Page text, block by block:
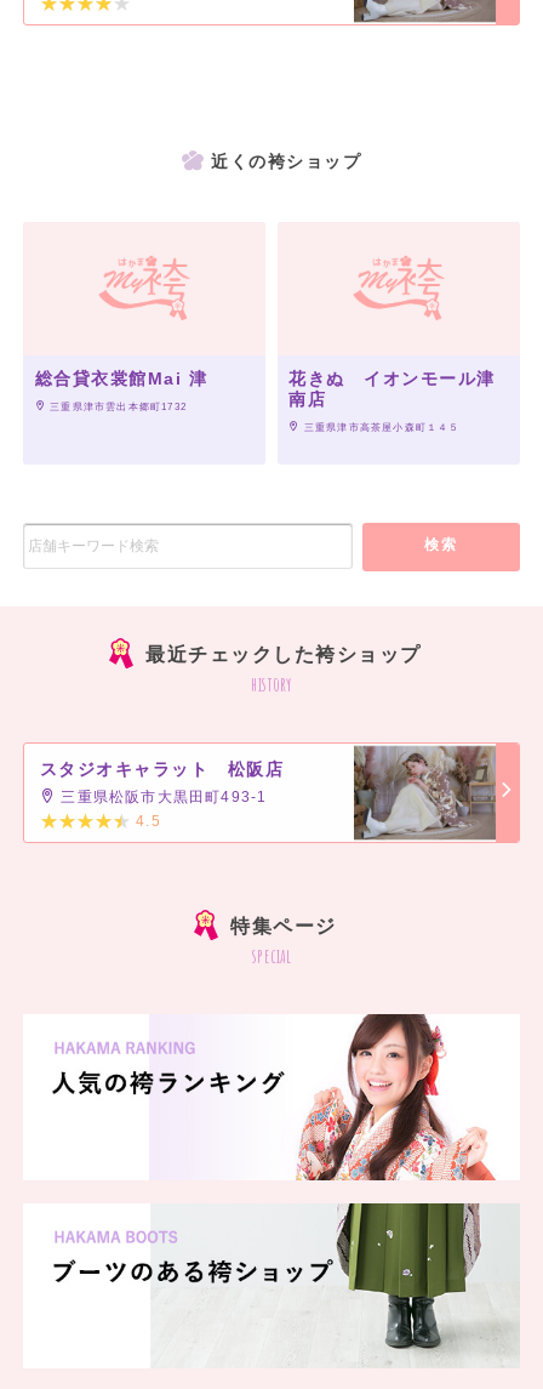
近くの袴ショップ
総合貸衣裳館Mai 津
三重県津市雲出本郷町1732
花きぬ イオンモール津
南店
三重県津市高茶屋小森町１４５
検索
最近チェックした袴ショップ
history
スタジオキャラット 松阪店
三重県松阪市大黒田町493-1
4.5
特集ページ
special